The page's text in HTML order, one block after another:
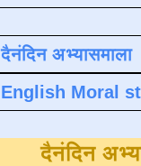
दैनंदिन अभ्यासमाला
English Moral